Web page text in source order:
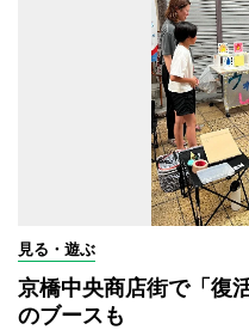
見る・遊ぶ
京橋中央商店街で「復
のブースも